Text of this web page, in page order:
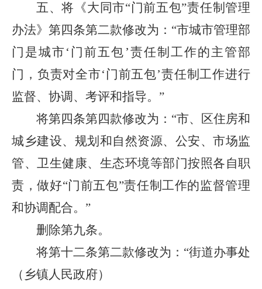
五、将《大同市“门前五包”责任制管理
办法》第四条第二款修改为：“市城市管理部
门是城市‘门前五包’责任制工作的主管部
门，负责对全市‘门前五包’责任制工作进行
监督、协调、考评和指导。”
将第四条第四款修改为：“市、区住房和
城乡建设、规划和自然资源、公安、市场监
管、卫生健康、生态环境等部门按照各自职
责，做好“门前五包”责任制工作的监督管理
和协调配合。”
删除第九条。
将第十二条第二款修改为：“街道办事处
（乡镇人民政府）